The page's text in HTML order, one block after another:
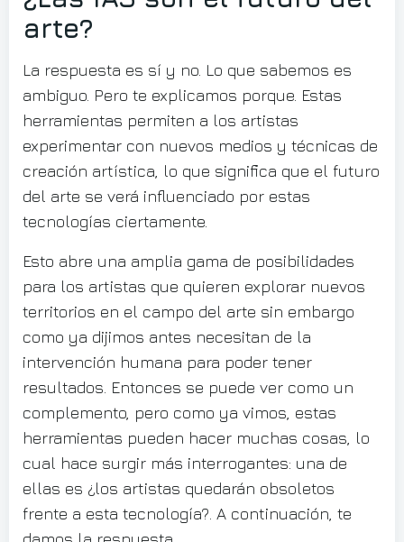
arte?
La respuesta es sí y no. Lo que sabemos es
ambiguo. Pero te explicamos porque. Estas
herramientas permiten a los artistas
experimentar con nuevos medios y técnicas de
creación artística, lo que significa que el futuro
del arte se verá influenciado por estas
tecnologías ciertamente.
Esto abre una amplia gama de posibilidades
para los artistas que quieren explorar nuevos
territorios en el campo del arte sin embargo
como ya dijimos antes necesitan de la
intervención humana para poder tener
resultados. Entonces se puede ver como un
complemento, pero como ya vimos, estas
herramientas pueden hacer muchas cosas, lo
cual hace surgir más interrogantes: una de
ellas es ¿los artistas quedarán obsoletos
frente a esta tecnología?. A continuación, te